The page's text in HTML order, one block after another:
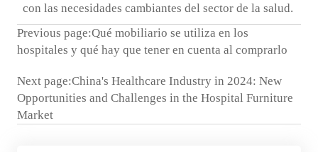
con las necesidades cambiantes del sector de la salud.
Previous page:Qué mobiliario se utiliza en los
hospitales y qué hay que tener en cuenta al comprarlo
Next page:China's Healthcare Industry in 2024: New
Opportunities and Challenges in the Hospital Furniture
Market